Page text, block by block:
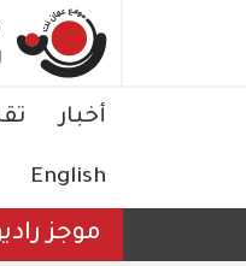
Main
أخبار
English
موجز